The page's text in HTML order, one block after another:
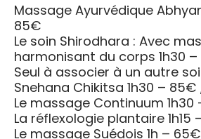
Massage Ayurvédique
85€
Le soin Shirodhara : Avec
harmonisant du corps 1h30 –
Seul à associer à un autre
Snehana Chikitsa 1h30 – 85€
Le massage Continuum
La réflexologie plantaire 1h15
Le massage Suédois 1h – 65€